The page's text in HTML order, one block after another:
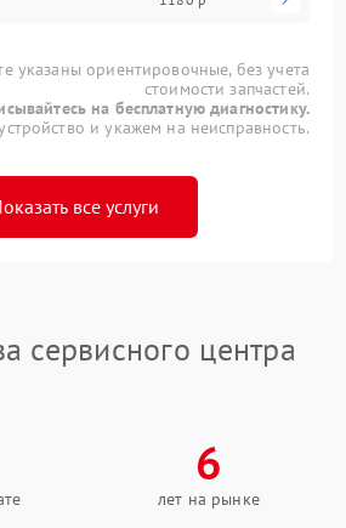
указаны ориентировочные, без учета
стоимости запчастей.
на бесплатную диагностику.
и укажем на неисправность.
все услуги
сервисного центра
6
лет на рынке